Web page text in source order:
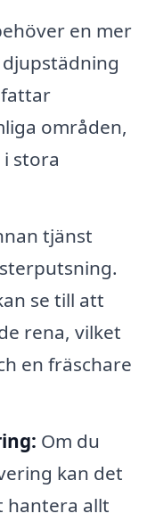
en mer
områden,
stora
tjänst
se till att
rena, vilket
en fräschare
Om du
kan det
hantera allt